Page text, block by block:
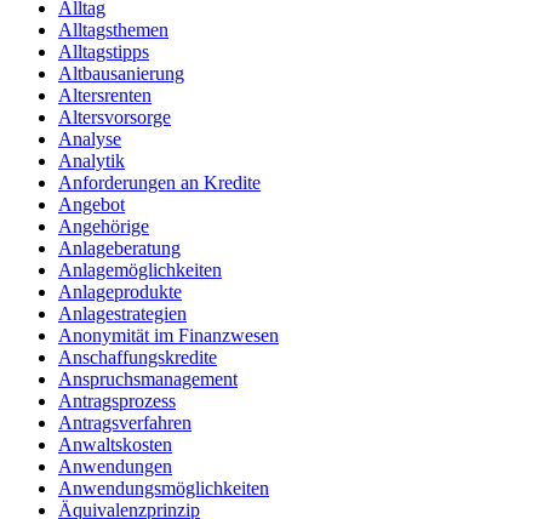
Alltag
Alltagsthemen
Alltagstipps
Altbausanierung
Altersrenten
Altersvorsorge
Analyse
Analytik
Anforderungen an Kredite
Angebot
Angehörige
Anlageberatung
Anlagemöglichkeiten
Anlageprodukte
Anlagestrategien
Anonymität im Finanzwesen
Anschaffungskredite
Anspruchsmanagement
Antragsprozess
Antragsverfahren
Anwaltskosten
Anwendungen
Anwendungsmöglichkeiten
Äquivalenzprinzip